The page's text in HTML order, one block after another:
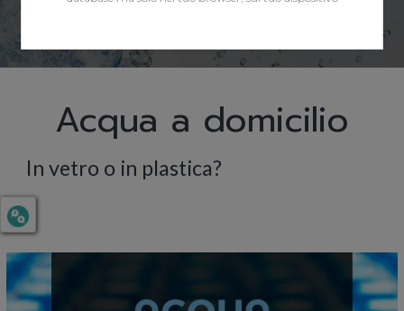
Acqua a domicilio
In vetro o in plastica?